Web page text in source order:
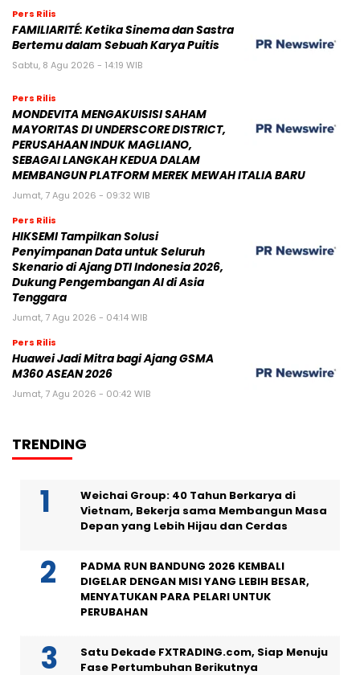
Pers Rilis
FAMILIARITÉ: Ketika Sinema dan Sastra
Bertemu dalam Sebuah Karya Puitis
Sabtu, 8 Agu 2026 - 14:19 WIB
Pers Rilis
MONDEVITA MENGAKUISISI SAHAM
MAYORITAS DI UNDERSCORE DISTRICT,
PERUSAHAAN INDUK MAGLIANO,
SEBAGAI LANGKAH KEDUA DALAM
MEMBANGUN PLATFORM MEREK MEWAH ITALIA BARU
Jumat, 7 Agu 2026 - 09:32 WIB
Pers Rilis
HIKSEMI Tampilkan Solusi
Penyimpanan Data untuk Seluruh
Skenario di Ajang DTI Indonesia 2026,
Dukung Pengembangan AI di Asia
Tenggara
Jumat, 7 Agu 2026 - 04:14 WIB
Pers Rilis
Huawei Jadi Mitra bagi Ajang GSMA
M360 ASEAN 2026
Jumat, 7 Agu 2026 - 00:42 WIB
TRENDING
Weichai Group: 40 Tahun Berkarya di
Vietnam, Bekerja sama Membangun Masa
Depan yang Lebih Hijau dan Cerdas
PADMA RUN BANDUNG 2026 KEMBALI
DIGELAR DENGAN MISI YANG LEBIH BESAR,
MENYATUKAN PARA PELARI UNTUK
PERUBAHAN
Satu Dekade FXTRADING.com, Siap Menuju
Fase Pertumbuhan Berikutnya